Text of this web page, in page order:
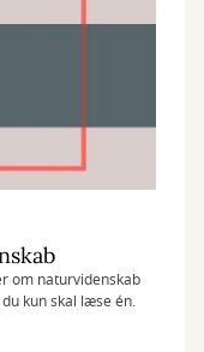
om naturvidenskab
kun skal læse én.